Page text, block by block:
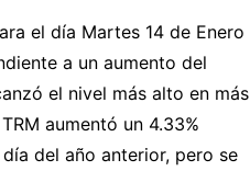
el día Martes 14 de Enero
a un aumento del
el nivel más alto en más
aumentó un 4.33%
del año anterior, pero se